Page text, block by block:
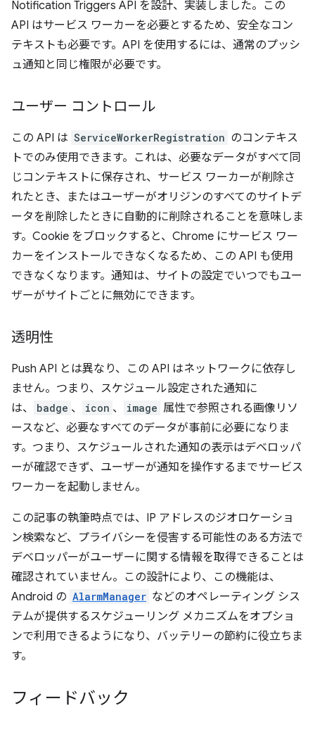
Notification Triggers API を設計、実装しました。この
API はサービス ワーカーを必要とするため、安全なコン
テキストも必要です。API を使用するには、通常のプッシ
ュ通知と同じ権限が必要です。
ユーザー コントロール
この API は ServiceWorkerRegistration のコンテキス
トでのみ使用できます。これは、必要なデータがすべて同
じコンテキストに保存され、サービス ワーカーが削除さ
れたとき、またはユーザーがオリジンのすべてのサイトデ
ータを削除したときに自動的に削除されることを意味しま
す。Cookie をブロックすると、Chrome にサービス ワー
カーをインストールできなくなるため、この API も使用
できなくなります。通知は、サイトの設定でいつでもユー
ザーがサイトごとに無効にできます。
透明性
Push API とは異なり、この API はネットワークに依存し
ません。つまり、スケジュール設定された通知に
は、
badge 、 icon 、 image 属性で参照される画像リソ
ースなど、必要なすべてのデータが事前に必要になりま
す。つまり、スケジュールされた通知の表示はデベロッパ
ーが確認できず、ユーザーが通知を操作するまでサービス
ワーカーを起動しません。
この記事の執筆時点では、IP アドレスのジオロケーショ
ン検索など、プライバシーを侵害する可能性のある方法で
デベロッパーがユーザーに関する情報を取得できることは
確認されていません。この設計により、この機能は、
Android の AlarmManager などのオペレーティング シス
テムが提供するスケジューリング メカニズムをオプショ
ンで利用できるようになり、バッテリーの節約に役立ちま
す。
フィードバック